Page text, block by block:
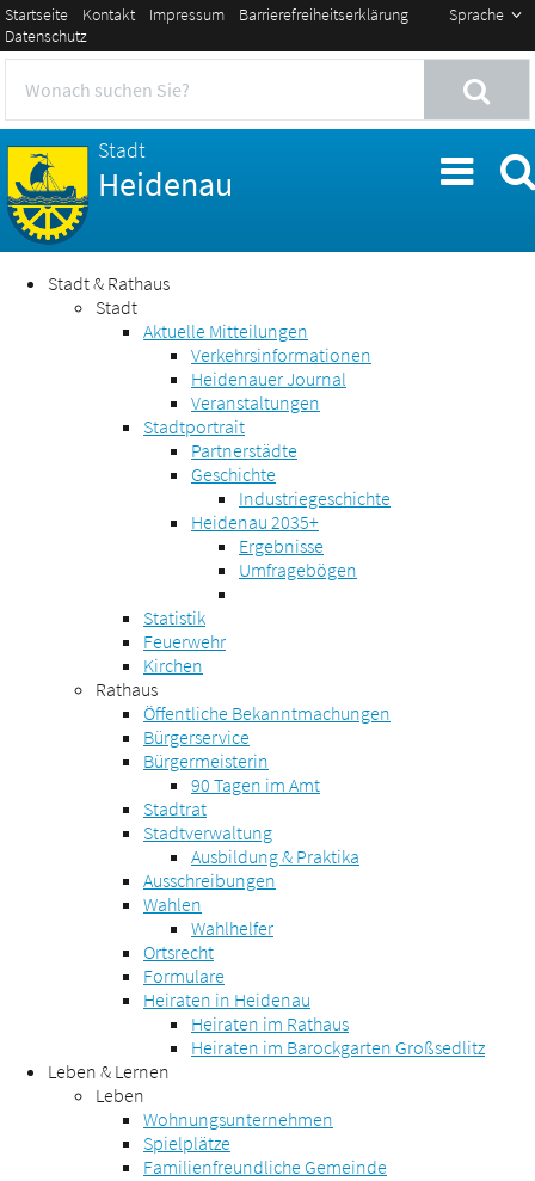
Sprache
Startseite Kontakt Impressum
Barrierefreiheitserklärung
Datenschutz
Stadt
Heidenau
Stadt & Rathaus
Stadt
Aktuelle Mitteilungen
Verkehrsinformationen
Heidenauer Journal
Veranstaltungen
Stadtportrait
Partnerstädte
Geschichte
Industriegeschichte
Heidenau 2035+
Ergebnisse
Umfragebögen
Statistik
Feuerwehr
Kirchen
Rathaus
Öffentliche Bekanntmachungen
Bürgerservice
Bürgermeisterin
90 Tagen im Amt
Stadtrat
Stadtverwaltung
Ausbildung & Praktika
Ausschreibungen
Wahlen
Wahlhelfer
Ortsrecht
Formulare
Heiraten in Heidenau
Heiraten im Rathaus
Heiraten im Barockgarten Großsedlitz
Leben & Lernen
Leben
Wohnungsunternehmen
Spielplätze
Familienfreundliche Gemeinde